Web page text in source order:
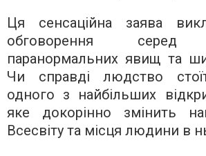
Ця сенсаційна заява
обговорення серед
паранормальних явищ та
Чи справді людство
одного з найбільших
яке докорінно змінить
Всесвіту та місця людини в